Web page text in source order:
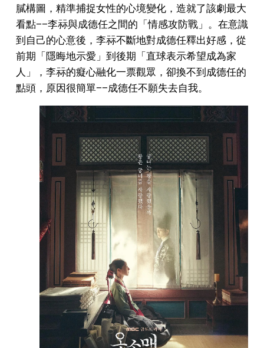
膩構圖，精準捕捉女性的心境變化，造就了該劇最大
看點——李祘與成德任之間的「情感攻防戰」。在意識
到自己的心意後，李祘不斷地對成德任釋出好感，從
前期「隱晦地示愛」到後期「直球表示希望成為家
人」，李祘的癡心融化一票觀眾，卻換不到成德任的
點頭，原因很簡單——成德任不願失去自我。